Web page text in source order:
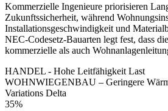
Kommerzielle Ingenieure priorisieren
Zukunftssicherheit, während
Installationsgeschwindigkeit und
NEC-Codesetz-Bauarten legt fest, dass
kommerzielle als auch
HANDEL - Hohe Leitfähigkeit Last
WOHNWIEGENBAU – Geringere
Variations Delta
35%